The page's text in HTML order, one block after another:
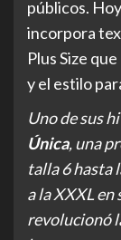
públicos.
incorpora
Plus Size
y el estilo
Uno de sus
Única, una
talla 6 hasta
a la XXXL
revolucionó